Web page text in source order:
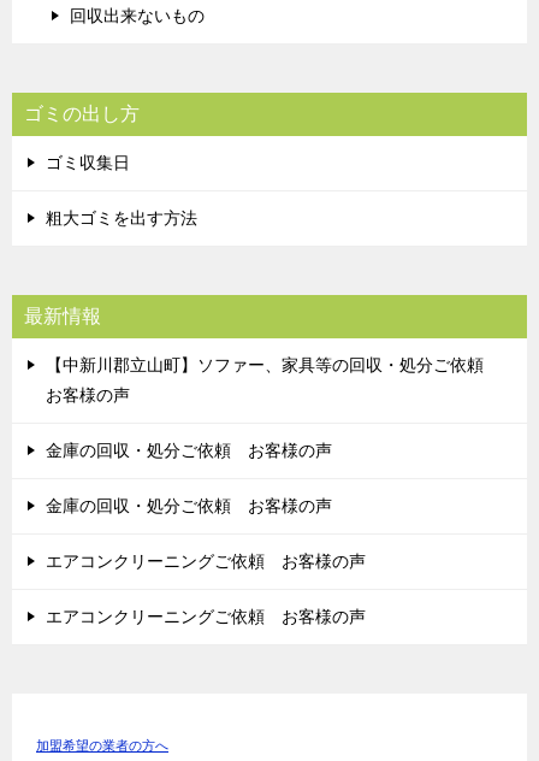
回収出来ないもの
ゴミの出し方
ゴミ収集日
粗大ゴミを出す方法
最新情報
【中新川郡立山町】ソファー、家具等の回収・処分ご依頼
お客様の声
金庫の回収・処分ご依頼 お客様の声
金庫の回収・処分ご依頼 お客様の声
エアコンクリーニングご依頼 お客様の声
エアコンクリーニングご依頼 お客様の声
加盟希望の業者の方へ